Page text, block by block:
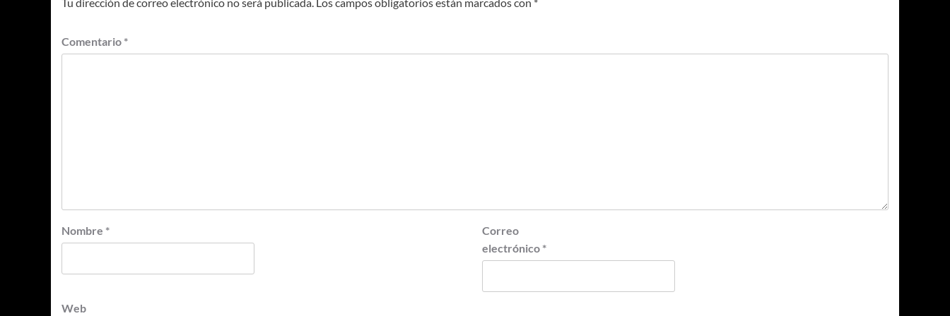
Comentario *
Nombre *
Correo
electrónico *
Web